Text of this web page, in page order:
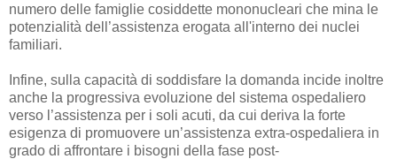
numero delle famiglie cosiddette mononucleari che mina le
potenzialità dell’assistenza erogata all'interno dei nuclei
familiari.
Infine, sulla capacità di soddisfare la domanda incide inoltre
anche la progressiva evoluzione del sistema ospedaliero
verso l’assistenza per i soli acuti, da cui deriva la forte
esigenza di promuovere un’assistenza extra-ospedaliera in
grado di affrontare i bisogni della fase post-